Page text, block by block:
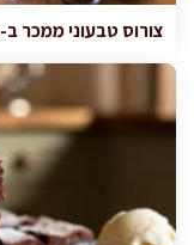
צורוס טבעוני ממכר ב-30 דקות, בלי ביצים בכלל